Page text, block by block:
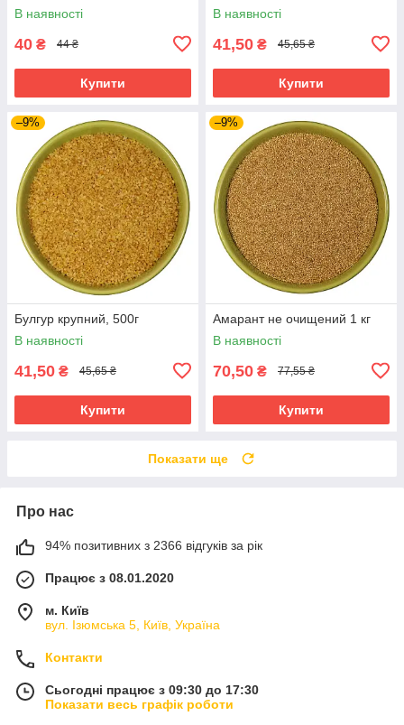
В наявності
40 ₴ 44 ₴
Купити
В наявності
41,50 ₴ 45,65 ₴
Купити
–9%
Булгур крупний, 500г
В наявності
41,50 ₴ 45,65 ₴
Купити
–9%
Амарант не очищений 1 кг
В наявності
70,50 ₴ 77,55 ₴
Купити
Показати ще
Про нас
94% позитивних з 2366 відгуків за рік
Працює з 08.01.2020
м. Київ
вул. Ізюмська 5, Київ, Україна
Контакти
Сьогодні працює з 09:30 до 17:30
Показати весь графік роботи